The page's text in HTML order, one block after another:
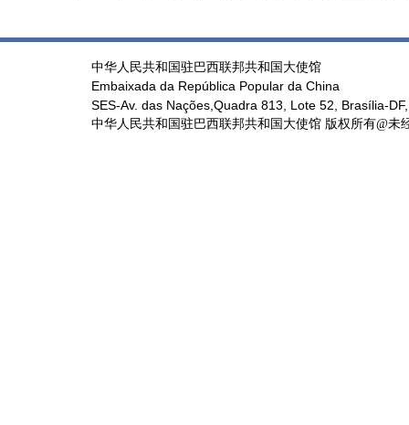
中华人民共和国驻巴西联邦共和国大使馆
Embaixada da República Popular da China
SES-Av. das Nações,Quadra 813, Lote 52, Brasília-
中华人民共和国驻巴西联邦共和国大使馆 版权所有@未